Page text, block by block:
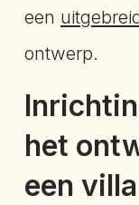
een
ontwerp.
het
een